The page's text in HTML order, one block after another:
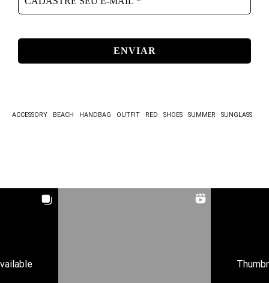
SEU
*
ACCESSORY BEACH HANDBAG OUTFIT RED SHOES SUMMER SUNGLASS